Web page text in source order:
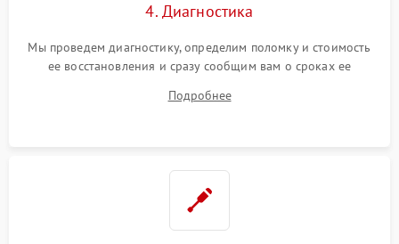
4. Диагностика
Мы проведем диагностику, определим поломку и стоимость
ее восстановления и сразу сообщим вам о сроках ее
Подробнее